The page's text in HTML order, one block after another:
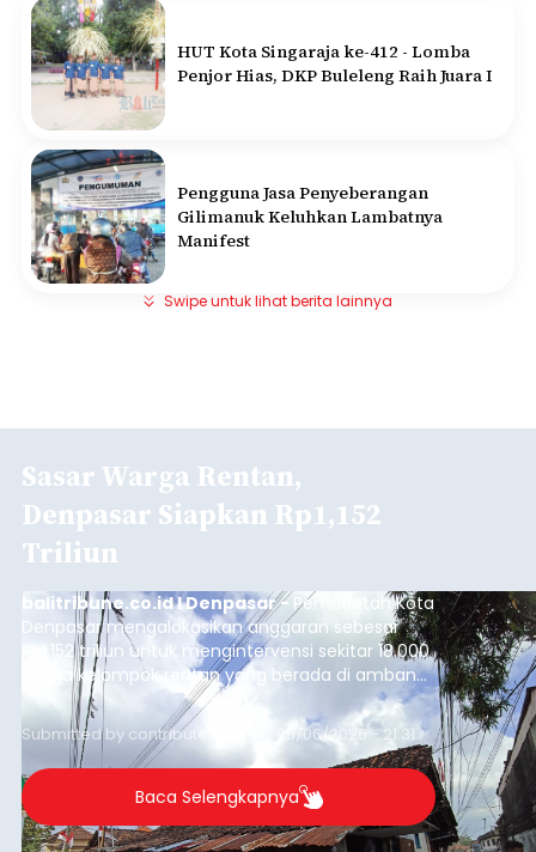
HUT Kota Singaraja ke-412 - Lomba
Penjor Hias, DKP Buleleng Raih Juara I
Pengguna Jasa Penyeberangan
Gilimanuk Keluhkan Lambatnya
Manifest
Swipe untuk lihat berita lainnya
Sasar Warga Rentan,
Denpasar Siapkan Rp1,152
Triliun
balitribune.co.id I Denpasar - Pemerintah Kota
Denpasar mengalokasikan anggaran sebesar
Rp1,152 triliun untuk mengintervensi sekitar 18.000
warga kelompok rentan yang berada di ambang
garis kemiskinan. Langkah strategis ini diambil
guna menjaga masyarakat yang berada pada
kelompok desil 5 dan 6 tersebut agar tidak
merosot ke kategori miskin.
Submitted by contributor Thu, 08/06/2026 - 21:31
Baca Selengkapnya